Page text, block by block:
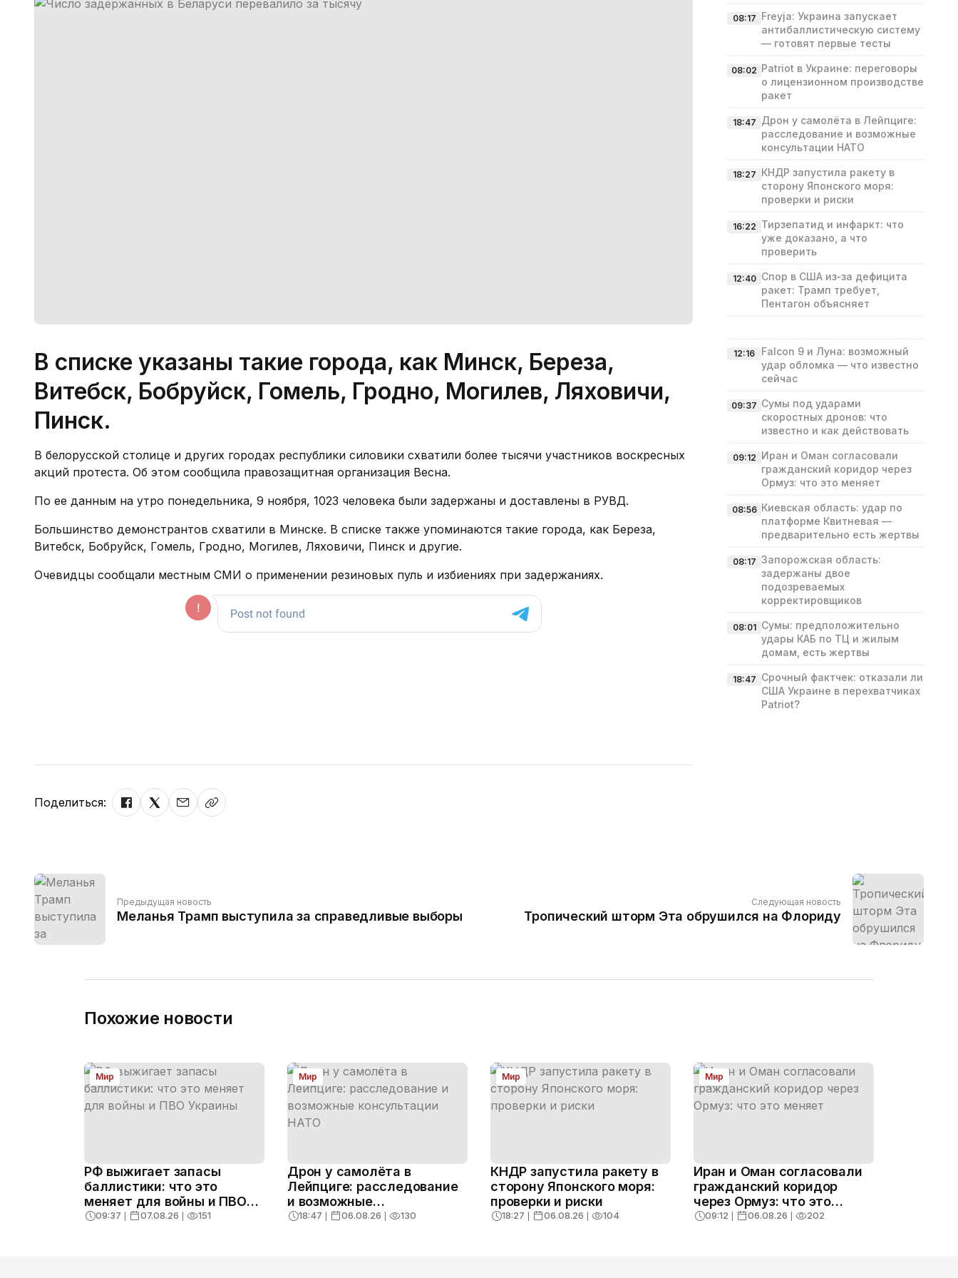
В списке указаны такие города, как Минск, Береза,
Витебск, Бобруйск, Гомель, Гродно, Могилев, Ляховичи,
Пинск.
В белорусской столице и других городах республики силовики схватили более тысячи участников воскресных
акций протеста. Об этом сообщила правозащитная организация Весна.
По ее данным на утро понедельника, 9 ноября, 1023 человека были задержаны и доставлены в РУВД.
Большинство демонстрантов схватили в Минске. В списке также упоминаются такие города, как Береза,
Витебск, Бобруйск, Гомель, Гродно, Могилев, Ляховичи, Пинск и другие.
Очевидцы сообщали местным СМИ о применении резиновых пуль и избиениях при задержаниях.
Поделиться:
08:17 Freyja: Украина запускает
антибаллистическую систему
— готовят первые тесты
08:02 Patriot в Украине: переговоры
о лицензионном производстве
ракет
18:47 Дрон у самолёта в Лейпциге:
расследование и возможные
консультации НАТО
18:27 КНДР запустила ракету в
сторону Японского моря:
проверки и риски
16:22 Тирзепатид и инфаркт: что
уже доказано, а что
проверить
12:40 Спор в США из‑за дефицита
ракет: Трамп требует,
Пентагон объясняет
12:16
Falcon 9 и Луна: возможный
удар обломка — что известно
сейчас
09:37 Сумы под ударами
скоростных дронов: что
известно и как действовать
09:12 Иран и Оман согласовали
гражданский коридор через
Ормуз: что это меняет
08:56 Киевская область: удар по
платформе Квитневая —
предварительно есть жертвы
08:17 Запорожская область:
задержаны двое
подозреваемых
корректировщиков
08:01 Сумы: предположительно
удары КАБ по ТЦ и жилым
домам, есть жертвы
18:47 Срочный фактчек: отказали ли
США Украине в перехватчиках
Patriot?
Предыдущая новость
Меланья Трамп выступила за справедливые выборы
Следующая новость
Тропический шторм Эта обрушился на Флориду
Похожие новости
Мир
РФ выжигает запасы
баллистики: что это
меняет для войны и ПВО
Украины
09:37 ❘ 07.08.26 ❘ 151
Мир
Дрон у самолёта в
Лейпциге: расследование
и возможные
консультации НАТО
18:47 ❘ 06.08.26 ❘ 130
Мир
КНДР запустила ракету в
сторону Японского моря:
проверки и риски
18:27 ❘ 06.08.26 ❘ 104
Мир
Иран и Оман согласовали
гражданский коридор
через Ормуз: что это
меняет
09:12 ❘ 06.08.26 ❘ 202